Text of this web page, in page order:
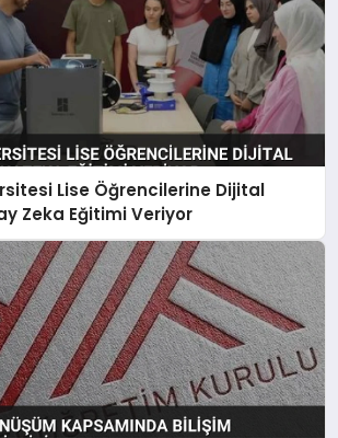
Lise Öğrencilerine Dijital
Zeka Eğitimi Veriyor